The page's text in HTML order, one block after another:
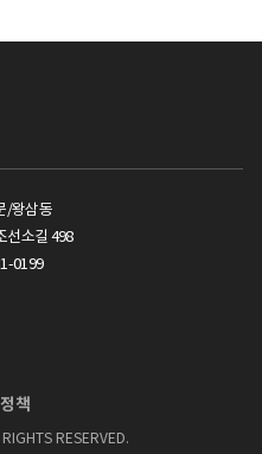
/왕삼동
선소길 498
0199
책
RESERVED.